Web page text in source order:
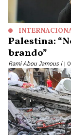
Palestina:
brando”
Rami Abou Jamous |